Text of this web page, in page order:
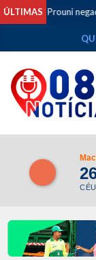
ÚLTIMAS
Prouni negada